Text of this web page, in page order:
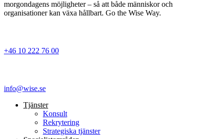
morgondagens möjligheter – så att både människor och
organisationer kan växa hållbart. Go the Wise Way.
+46 10 222 76 00
info@wise.se
Tjänster
Konsult
Rekrytering
Strategiska tjänster